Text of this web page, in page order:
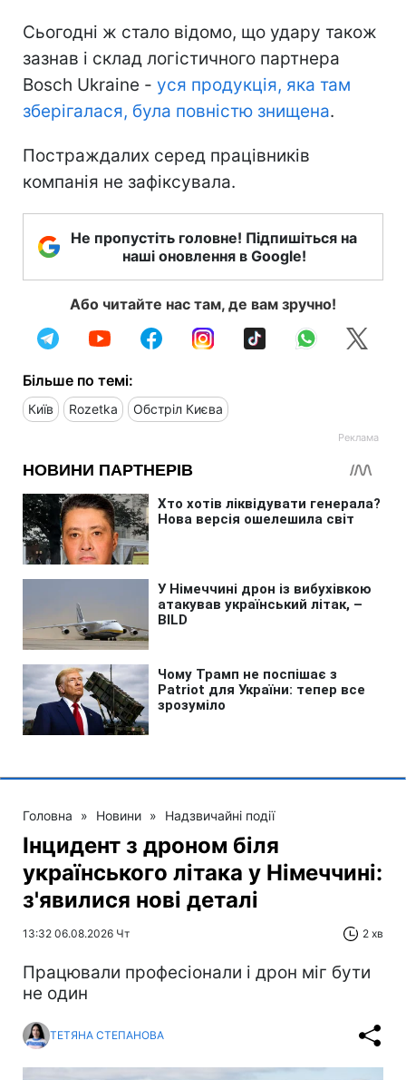
Сьогодні ж стало відомо, що удару також
зазнав і склад логістичного партнера
Bosch Ukraine - уся продукція, яка там
зберігалася, була повністю знищена.
Постраждалих серед працівників
компанія не зафіксувала.
Не пропустіть головне! Підпишіться на
наші оновлення в Google!
Або читайте нас там, де вам зручно!
Більше по темі:
Київ Rozetka Обстріл Києва
Головна » Новини » Надзвичайні події
Інцидент з дроном біля
українського літака у Німеччині:
з'явилися нові деталі
13:32 06.08.2026 Чт 2 хв
Працювали професіонали і дрон міг бути
не один
ТЕТЯНА СТЕПАНОВА